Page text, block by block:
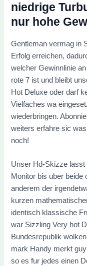
niedrige
nur hohe
Gentleman vermag in
Erfolg erreichen,
welcher Gewinnlinie
rote 7 ist und bleibt
Hot Deluxe oder darf
Vielfaches wa
wiederbringen.
weiters erfahre sic
noch!
Unser Hd-Skizze
Monitor bis uber beide
anderem der
kurzen
identisch klassische
war Sizzling Very hot
Bundesrepublik
mark Handy merkt
so es fur jedes einen